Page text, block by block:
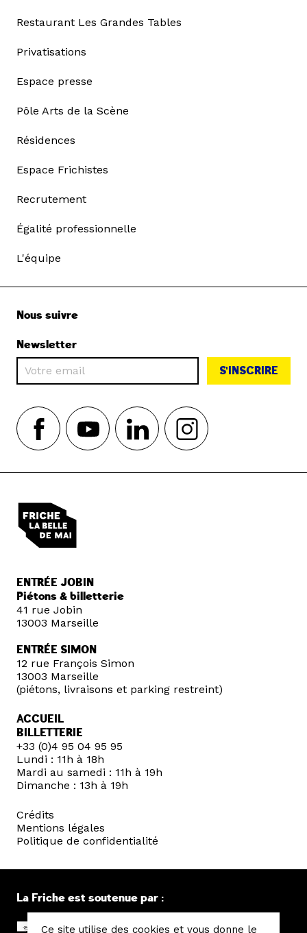
Restaurant Les Grandes Tables
Privatisations
Espace presse
Pôle Arts de la Scène
Résidences
Espace Frichistes
Recrutement
Égalité professionnelle
L'équipe
Nous suivre
Newsletter
S'INSCRIRE
ENTRÉE JOBIN
Piétons & billetterie
41 rue Jobin
13003 Marseille
ENTRÉE SIMON
12 rue François Simon
13003 Marseille
(piétons, livraisons et parking restreint)
ACCUEIL
BILLETTERIE
+33 (0)4 95 04 95 95
Lundi : 11h à 18h
Mardi au samedi : 11h à 19h
Dimanche : 13h à 19h
Crédits
Mentions légales
Politique de confidentialité
La Friche est soutenue par :
Ce site utilise des cookies et vous donne le